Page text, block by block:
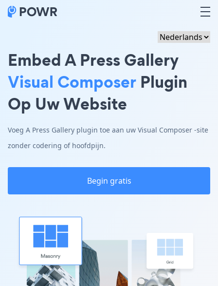
Embed A Press Gallery
Visual Composer Plugin
Op Uw Website
Voeg A Press Gallery plugin toe aan uw Visual Composer -site
zonder codering of hoofdpijn.
Begin gratis